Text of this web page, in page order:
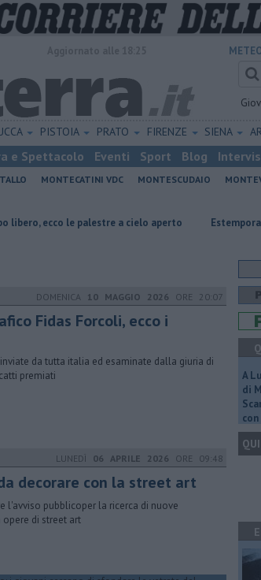
PISTOIA PRATO FIRENZE SIENA
e Spettacolo Eventi Sport Blog
MONTECATINI VDC MONTESCUDAIO
palestre a cielo aperto Estemporanea di Pittura,
DOMENICA 10 MAGGIO 2026 ORE 20:07
Fidas Forcoli, ecco i
da tutta italia ed esaminate dalla giuria di
premiati
LUNEDÌ 06 APRILE 2026 ORE 09:48
decorare con la street art
l'avviso pubblicoper la ricerca di nuove
di street art
A
di
QUI